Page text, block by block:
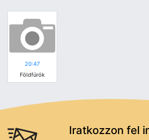
20:47
Földfúrók
Iratkozzon fel